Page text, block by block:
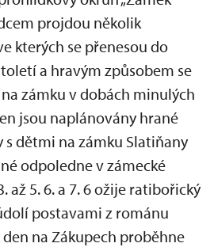
projdou několik
kterých se přenesou do
a hravým způsobem se
zámku v dobách minulých
jsou naplánovány hrané
dětmi na zámku Slatiňany
odpoledne v zámecké
až 5. 6. a 7. 6 ožije ratibořický
postavami z románu
na Zákupech proběhne